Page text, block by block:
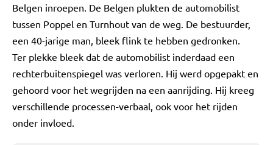
Belgen inroepen. De Belgen plukten de automobilist
tussen Poppel en Turnhout van de weg. De bestuurder,
een 40-jarige man, bleek flink te hebben gedronken.
Ter plekke bleek dat de automobilist inderdaad een
rechterbuitenspiegel was verloren. Hij werd opgepakt en
gehoord voor het wegrijden na een aanrijding. Hij kreeg
verschillende processen-verbaal, ook voor het rijden
onder invloed.